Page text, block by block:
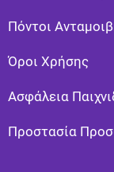
Πόντοι
Όροι Χρήσης
Ασφάλεια
Προστασία